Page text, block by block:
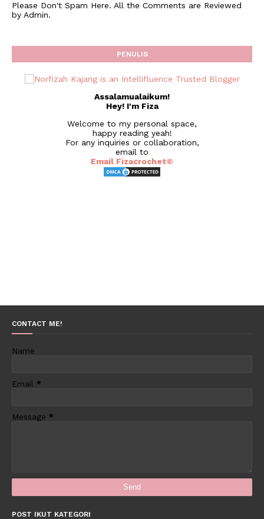
Please Don't Spam Here. All the Comments are Reviewed
by Admin.
PENULIS
Assalamualaikum!
Hey! I'm Fiza
Welcome to my personal space,
happy reading yeah!
For any inquiries or collaboration,
email to
Email Fizacrochet©
CONTACT ME!
Name
Email *
Message *
POST IKUT KATEGORI